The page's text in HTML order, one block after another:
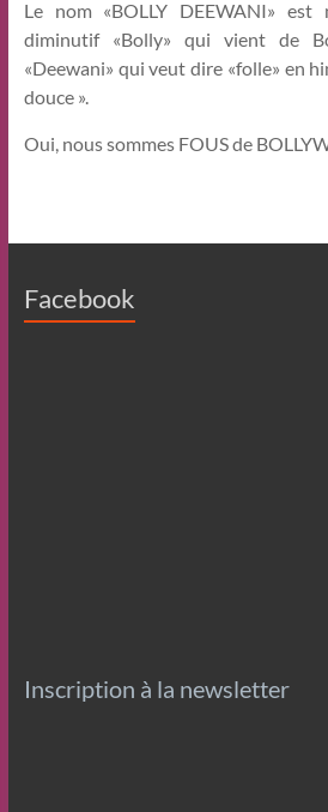
Le nom «BOLLY DEEWANI»
diminutif «Bolly» qui vient de
«Deewani» qui veut dire «folle» en
douce ».
Oui, nous sommes FOUS de
Facebook
Inscription à la newsletter